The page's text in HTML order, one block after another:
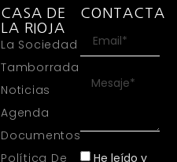
CASA DE
LA RIOJA
La Sociedad
Tamborrada
Noticias
Agenda
Documentos
Política De
CONTACTA
He leído y